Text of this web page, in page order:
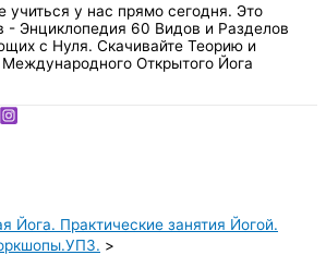
учиться у нас прямо сегодня. Это
- Энциклопедия 60 Видов и Разделов
с Нуля. Скачивайте Теорию и
Открытого Йога
Йога. Практические занятия Йогой.